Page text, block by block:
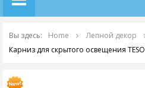
Вы здесь: Home Лепной декор
Карниз для скрытого освещения